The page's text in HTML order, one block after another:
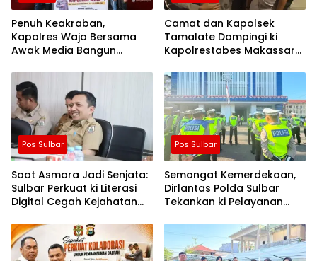
Penuh Keakraban,
Kapolres Wajo Bersama
Awak Media Bangun
Camat dan Kapolsek
Tamalate Dampingi ki
Kapolrestabes Makassar
Sembako di Bontoduri
Pos Sulbar
Saat Asmara Jadi Senjata:
Sulbar Perkuat ki Literasi
Digital Cegah Kejahatan
Pos Sulbar
Semangat Kemerdekaan,
Dirlantas Polda Sulbar
Tekankan ki Pelayanan
Menyentuh Hati